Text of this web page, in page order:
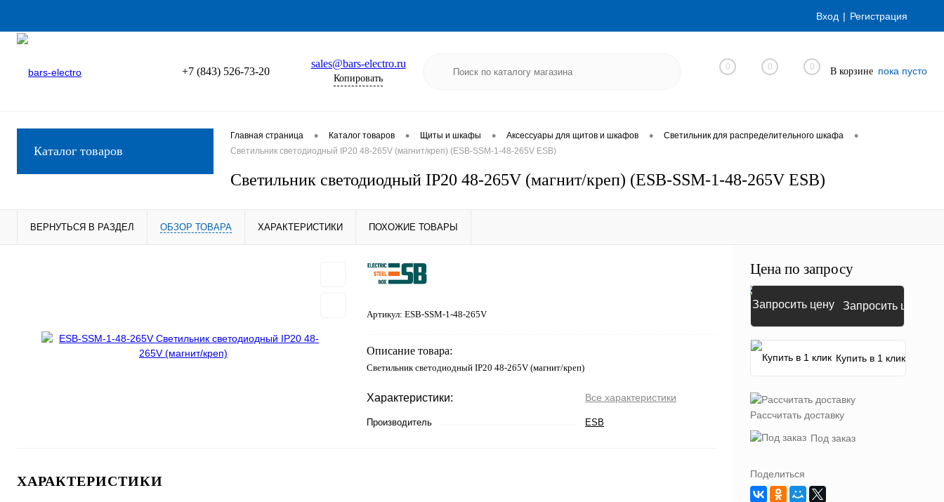
Вход Регистрация
+7 (843) 526-73-20
sales@bars-electro.ru
Копировать
0 0 0 В корзине пока пусто
Каталог товаров
Главная страница • Каталог товаров • Щиты и шкафы • Аксессуары для щитов и шкафов • Светильник для распределительного шкафа •
Светильник светодиодный IP20 48-265V (магнит/креп) (ESB-SSM-1-48-265V ESB)
Светильник светодиодный IP20 48-265V (магнит/креп) (ESB-SSM-1-48-265V ESB)
ВЕРНУТЬСЯ В РАЗДЕЛ ОБЗОР ТОВАРА ХАРАКТЕРИСТИКИ ПОХОЖИЕ ТОВАРЫ
Артикул: ESB-SSM-1-48-265V
Описание товара:
Светильник светодиодный IP20 48-265V (магнит/креп)
Характеристики: Все характеристики
Производитель ESB
ХАРАКТЕРИСТИКИ
Цена по запросу
Запросить цену
Купить в 1 клик
Рассчитать доставку
Под заказ
Поделиться